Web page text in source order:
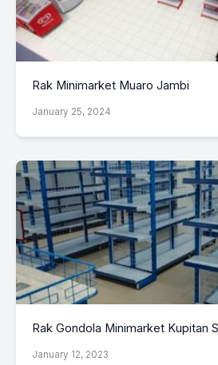
Rak Minimarket Muaro Jambi
January 25, 2024
Rak Gondola Minimarket Kupitan
January 12, 2023